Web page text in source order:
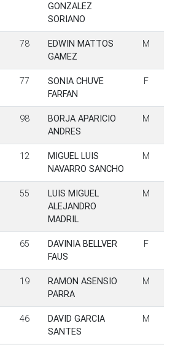
GONZALEZ
SORIANO
78
EDWIN MATTOS
GAMEZ
M
77
SONIA CHUVE
FARFAN
F
98
BORJA APARICIO
ANDRES
M
12
MIGUEL LUIS
NAVARRO SANCHO
M
55
LUIS MIGUEL
ALEJANDRO
MADRIL
M
65
DAVINIA BELLVER
FAUS
F
19
RAMON ASENSIO
PARRA
M
46
DAVID GARCIA
SANTES
M